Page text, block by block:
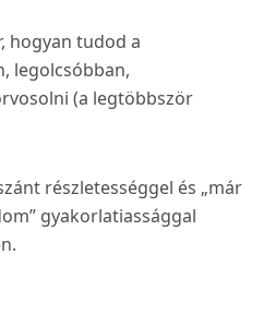
hogyan tudod a
legolcsóbban,
(a legtöbbször
részletességgel és „már
gyakorlatiassággal